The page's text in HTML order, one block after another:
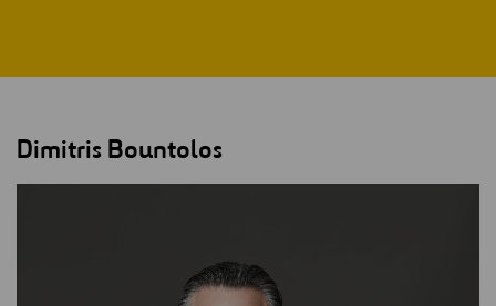
Dimitris Bountolos